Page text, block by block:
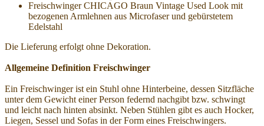
Freischwinger CHICAGO Braun Vintage Used Look mit
bezogenen Armlehnen aus Microfaser und gebürstetem
Edelstahl
Die Lieferung erfolgt ohne Dekoration.
Allgemeine Definition Freischwinger
Ein Freischwinger ist ein Stuhl ohne Hinterbeine, dessen Sitzfläche
unter dem Gewicht einer Person federnd nachgibt bzw. schwingt
und leicht nach hinten absinkt. Neben Stühlen gibt es auch Hocker,
Liegen, Sessel und Sofas in der Form eines Freischwingers.